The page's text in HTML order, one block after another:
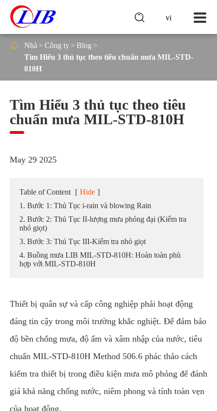
vi

 Nhà Công ty
Blog
Tìm Hiểu 3 thủ tục theo tiêu chuẩn mưa MIL-STD-
810H
Tìm Hiểu 3 thủ tục theo tiêu
chuẩn mưa MIL-STD-810H
May 29 2025
Table of Content [ Hide ]
1. Bước 1: Thủ Tục i-rain và blowing Rain
2. Bước 2: Thủ Tục II-lượng mưa phóng đại (Kiểm tra
nhỏ giọt)
3. Bước 3: Thủ Tục III-Kiểm tra nhỏ giọt
4. Buồng mưa LIB MIL-STD-810H: Hoàn toàn phù
hợp với MIL-STD-810H
Thiết bị quân sự và cấp công nghiệp phải hoạt động
đáng tin cậy trong môi trường khắc nghiệt. Để đảm bảo
độ bền chống mưa, độ ẩm và xâm nhập của nước, tiêu
chuẩn MIL-STD-810H Method 506.6 phác thảo cách
kiểm tra thiết bị trong điều kiện mưa mô phỏng để đánh
giá khả năng chống nước, niêm phong và tính toàn vẹn
của hoạt động.